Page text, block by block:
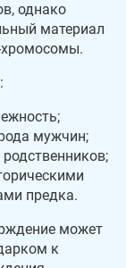
однако
материал
хромосомы.
мужчин;
предка.
может
к